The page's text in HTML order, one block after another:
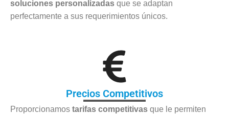
soluciones personalizadas que se adaptan
perfectamente a sus requerimientos únicos.
Precios Competitivos
Proporcionamos tarifas competitivas que le permiten